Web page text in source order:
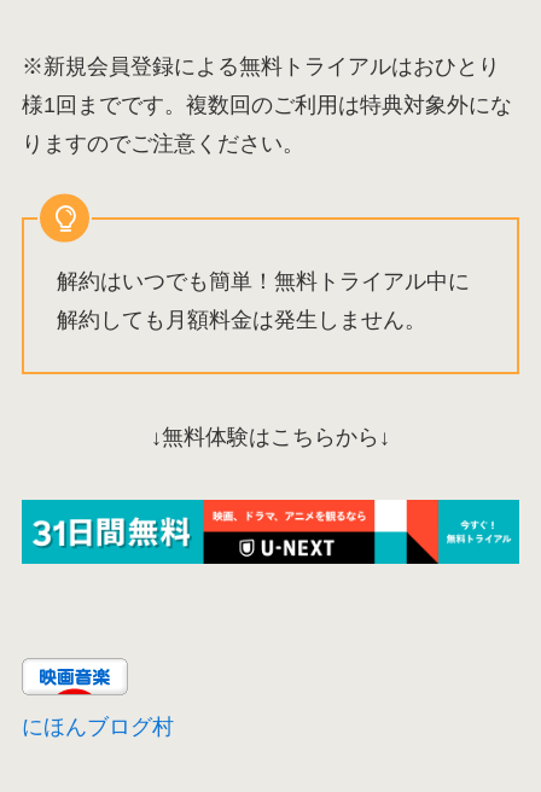
※新規会員登録による無料トライアルはおひとり
様1回までです。複数回のご利用は特典対象外にな
りますのでご注意ください。
解約はいつでも簡単！無料トライアル中に
解約しても月額料金は発生しません。
↓無料体験はこちらから↓
にほんブログ村